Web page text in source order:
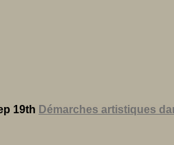
19th Démarches artistiques